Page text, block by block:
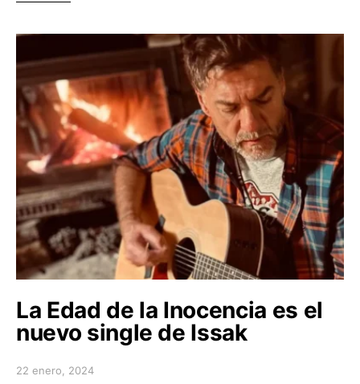
La Edad de la Inocencia es el
nuevo single de Issak
Posted on
22 enero, 2024